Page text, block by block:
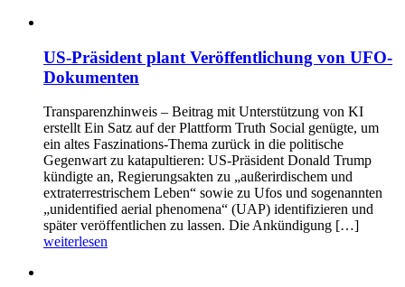
US-Präsident plant Veröffentlichung von UFO-
Dokumenten
Transparenzhinweis – Beitrag mit Unterstützung von KI
erstellt Ein Satz auf der Plattform Truth Social genügte, um
ein altes Faszinations-Thema zurück in die politische
Gegenwart zu katapultieren: US-Präsident Donald Trump
kündigte an, Regierungsakten zu „außerirdischem und
extraterrestrischem Leben“ sowie zu Ufos und sogenannten
„unidentified aerial phenomena“ (UAP) identifizieren und
später veröffentlichen zu lassen. Die Ankündigung […]
weiterlesen